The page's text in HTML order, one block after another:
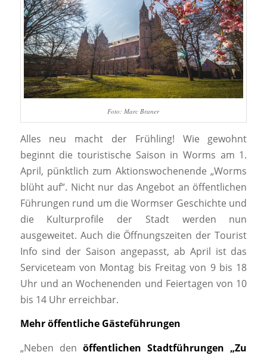
Foto: Marc Braner
Alles neu macht der Frühling! Wie gewohnt
beginnt die touristische Saison in Worms am 1.
April, pünktlich zum Aktionswochenende „Worms
blüht auf“. Nicht nur das Angebot an öffentlichen
Führungen rund um die Wormser Geschichte und
die Kulturprofile der Stadt werden nun
ausgeweitet. Auch die Öffnungszeiten der Tourist
Info sind der Saison angepasst, ab April ist das
Serviceteam von Montag bis Freitag von 9 bis 18
Uhr und an Wochenenden und Feiertagen von 10
bis 14 Uhr erreichbar.
Mehr öffentliche Gästeführungen
„Neben den öffentlichen Stadtführungen „Zu